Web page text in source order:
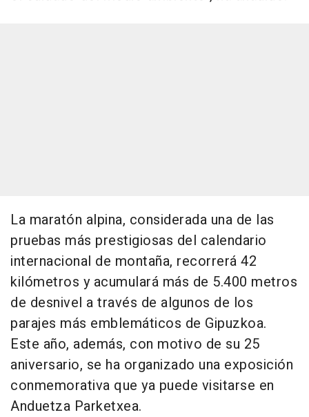
La maratón alpina, considerada una de las
pruebas más prestigiosas del calendario
internacional de montaña, recorrerá 42
kilómetros y acumulará más de 5.400 metros
de desnivel a través de algunos de los
parajes más emblemáticos de Gipuzkoa.
Este año, además, con motivo de su 25
aniversario, se ha organizado una exposición
conmemorativa que ya puede visitarse en
Anduetza Parketxea.